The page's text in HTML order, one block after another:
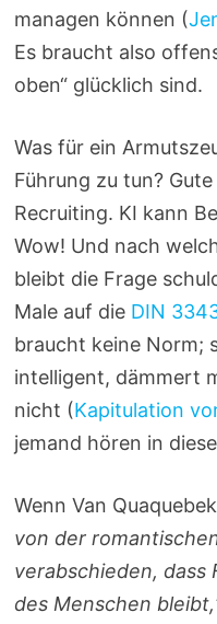
managen können (
Es braucht also
oben“ glücklich sind.
Was für ein
Führung zu tun?
Recruiting. KI kann
Wow! Und nach
bleibt die Frage
Male auf die DIN
braucht keine Norm;
intelligent, dämmert
nicht (Kapitulation
jemand hören in
Wenn Van
von der
verabschieden, dass
des Menschen